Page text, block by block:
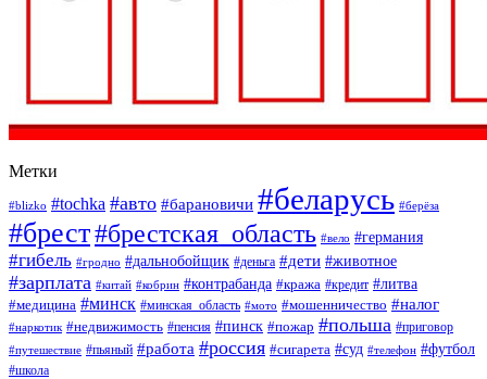
Метки
#blizko #tochka #авто #барановичи #беларусь #берёза
#брест#брестская_область #вело #германия
#гибель #гродно #дальнобойщик #деньга #дети #животное
#зарплата #китай #кобрин #контрабанда #кража #кредит #литва
#медицина #минск #минская_область #мото #мошенничество #налог
#наркотик #недвижимость #пенсия #пинск #пожар #польша #приговор
#путешествие #пьяный #работа #россия #сигарета #суд #телефон #футбол
#школа